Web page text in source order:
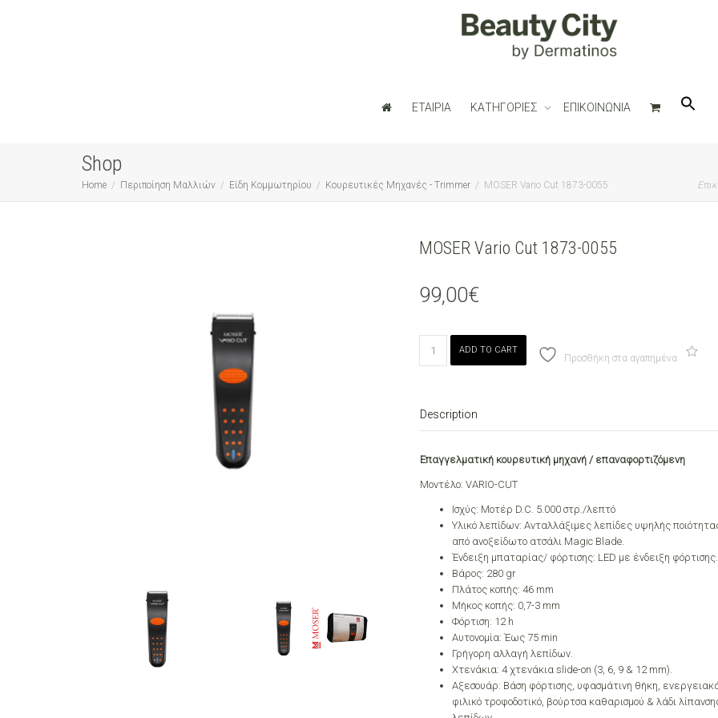
ΕΤΑΙΡΙΑ ΚΑΤΗΓΟΡΙΕΣ ΕΠΙΚΟΙΝΩΝΙΑ
Shop
Home Περιποίηση Μαλλιών Είδη Κομμωτηρίου Κουρευτικές Μηχανές - Trimmer MOSER Vario Cut 1873-0055
MOSER Vario Cut 1873-0055
99,00€
Vario
quantity
ADD TO CART
Προσθήκη στα αγαπημένα
Description
Eπαγγελματική κουρευτική μηχανή / επαναφορτιζόμενη
Μοντέλο: VARIO-CUT
Ισχύς: Μοτέρ D.C. 5.000 στρ./λεπτό
Υλικό λεπίδων: Ανταλλάξιμες λεπίδες υψηλής
από ανοξείδωτο ατσάλι Magic Blade.
Ένδειξη μπαταρίας/ φόρτισης: LED με ένδειξη φόρτισης.
Βάρος: 280 gr
Πλάτος κοπής: 46 mm
Mήκος κοπής: 0,7-3 mm
Φόρτιση: 12 h
Αυτονομία: Έως 75 min
Γρήγορη αλλαγή λεπίδων.
Χτενάκια: 4 χτενάκια slide-on (3, 6, 9 & 12 mm).
Αξεσουάρ: Βάση φόρτισης, υφασμάτινη θήκη,
φιλικό τροφοδοτικό, βούρτσα καθαρισμού & λάδι